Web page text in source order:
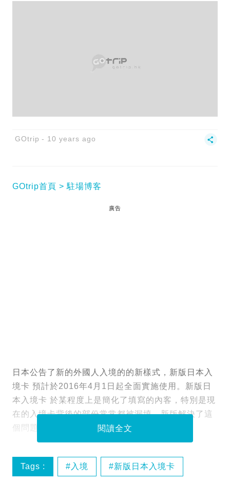
GOtrip 10 years ago
GOtrip首頁 駐場博客
廣告
日本公告了新的外國人入境的的新樣式，新版日本入
境卡 預計於2016年4月1日起全面實施使用。新版日
本入境卡 於某程度上是簡化了填寫的內客，特別是現
在的入境卡背後的部份常常都被漏填，新版解決了這
個問題。
閱讀全文
Tags : 入境 新版日本入境卡